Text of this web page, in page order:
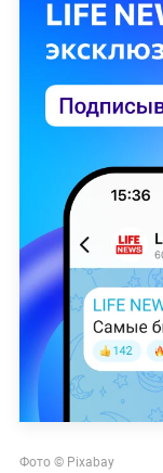
Фото © Pixabay